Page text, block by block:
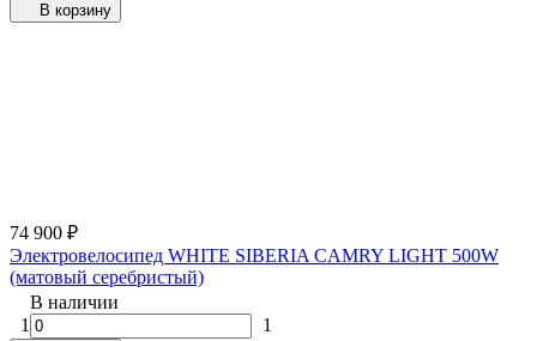
В корзину
74 900 ₽
Электровелосипед WHITE SIBERIA CAMRY LIGHT 500W
(матовый серебристый)
В наличии
1
1